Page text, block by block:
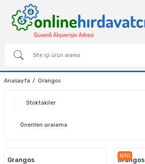
Anasayfa Grangos
Stoktakiler
Grangos
%10
Grangos